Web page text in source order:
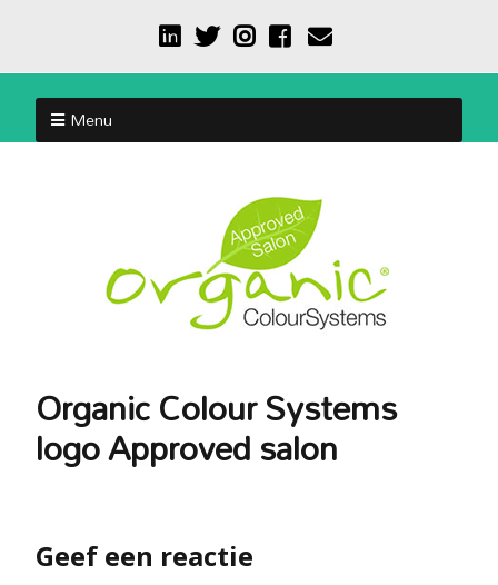
Menu
Organic Colour Systems
logo Approved salon
Geef een reactie